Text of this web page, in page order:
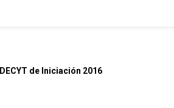
de Iniciación 2016